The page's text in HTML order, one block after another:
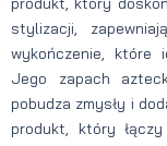
stylizacji,
wykończenie, które
Jego zapach
pobudza zmysły i
produkt, który